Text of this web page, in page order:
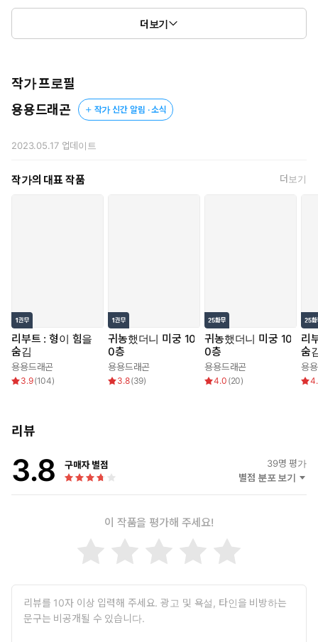
귀농했더니 집이 미궁 100층에 불시착했다
더보기
작가 프로필
용용드래곤
작가 신간 알림 · 소식
2023.05.17업데이트
작가의 대표 작품 더보기
리부트 : 형이 힘을
숨김
용용드래곤
3.9(104)
귀농했더니 미궁 10
0층
용용드래곤
3.8(39)
귀농했더니 미궁 10
0층
용용드래곤
4.0 (20)
리
숨
용
리뷰
3.8 구매자 별점 39명 평가
별점 분포 보기
이 작품을 평가해 주세요!